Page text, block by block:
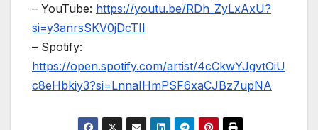
– YouTube: https://youtu.be/RDh_ZyLxAxU?
si=y3anrsSKV0jDcTII
– Spotify:
https://open.spotify.com/artist/4cCkwYJgvtOiU
c8eHbkiy3?si=LnnaIHmPSF6xaCJBz7upNA